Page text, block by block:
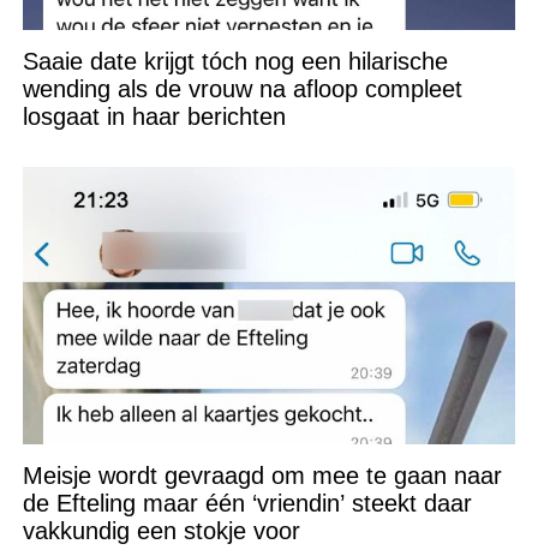
Saaie date krijgt tóch nog een hilarische
wending als de vrouw na afloop compleet
losgaat in haar berichten
Meisje wordt gevraagd om mee te gaan naar
de Efteling maar één ‘vriendin’ steekt daar
vakkundig een stokje voor